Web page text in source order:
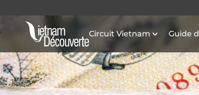
Circuit Vietnam Guide